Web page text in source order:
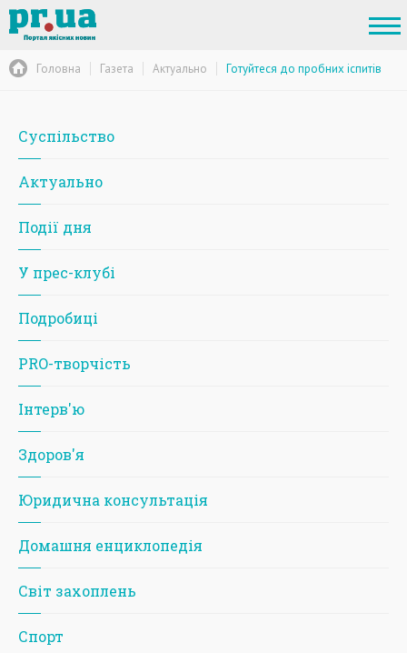
Головна Газета Актуально Готуйтеся до пробних іспитів
Суспільство
Актуально
Події дня
У прес-клубі
Подробиці
PRO-творчість
Iнтерв'ю
Здоров'я
Юридична консультація
Домашня енциклопедія
Світ захоплень
Спорт